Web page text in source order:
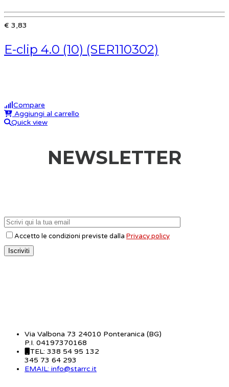
€ 3,83
E-clip 4.0 (10) (SER110302)
Compare
Aggiungi al carrello
Quick view
NEWSLETTER
Accetto le condizioni previste dalla Privacy policy
Via Valbona 73 24010 Ponteranica (BG)
P.I. 04197370168
TEL: 338 54 95 132
345 73 64 293
EMAIL: info@starrc.it